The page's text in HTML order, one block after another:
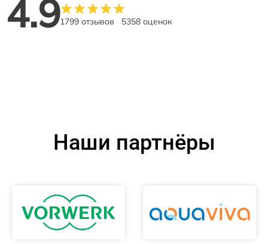
4.91799 отзывов 5358 оценок
Наши партнёры